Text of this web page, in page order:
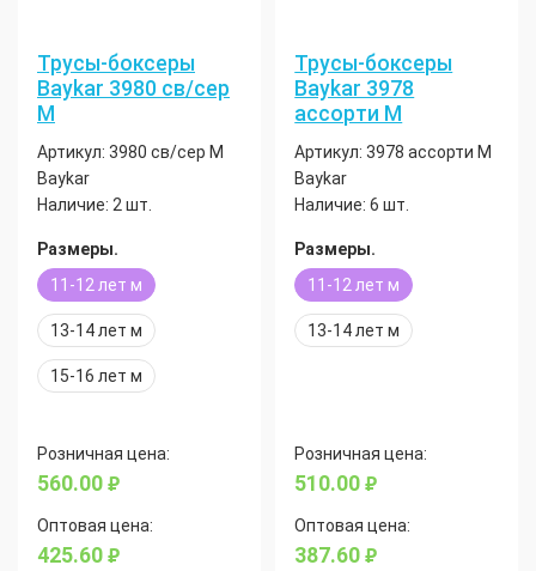
Трусы-боксеры
Baykar 3980 св/сер
М
Артикул: 3980 св/сер М
Baykar
Наличие: 2 шт.
Размеры.
11-12 лет м
13-14 лет м
15-16 лет м
Розничная цена:
560.00 руб.
Оптовая цена:
425.60 руб.
Трусы-боксеры
Baykar 3978
ассорти М
Артикул: 3978 ассорти М
Baykar
Наличие: 6 шт.
Размеры.
11-12 лет м
13-14 лет м
Розничная цена:
510.00руб.
Оптовая цена:
387.60руб.